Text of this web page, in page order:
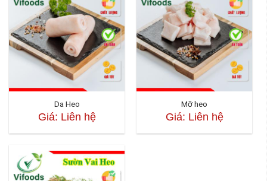
Da Heo
Giá: Liên hệ
Mỡ heo
Giá: Liên hệ